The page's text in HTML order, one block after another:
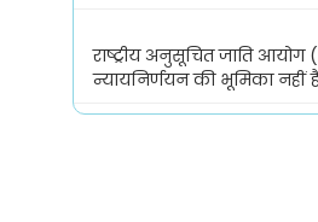
राष्ट्रीय अनुसूचित जाति
न्यायनिर्णयन की भूमिका नहीं